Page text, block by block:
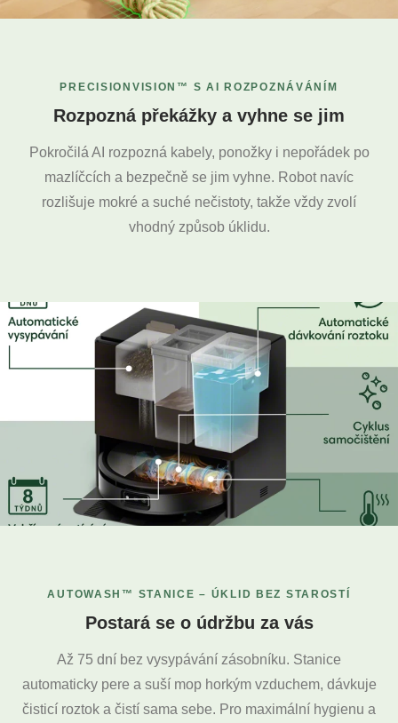
PRECISIONVISION™ S AI ROZPOZNÁVÁNÍM
Rozpozná překážky a vyhne se jim
Pokročilá AI rozpozná kabely, ponožky i nepořádek po
mazlíčcích a bezpečně se jim vyhne. Robot navíc
rozlišuje mokré a suché nečistoty, takže vždy zvolí
vhodný způsob úklidu.
AUTOWASH™ STANICE – ÚKLID BEZ STAROSTÍ
Postará se o údržbu za vás
Až 75 dní bez vysypávání zásobníku. Stanice
automaticky pere a suší mop horkým vzduchem, dávkuje
čisticí roztok a čistí sama sebe. Pro maximální hygienu a